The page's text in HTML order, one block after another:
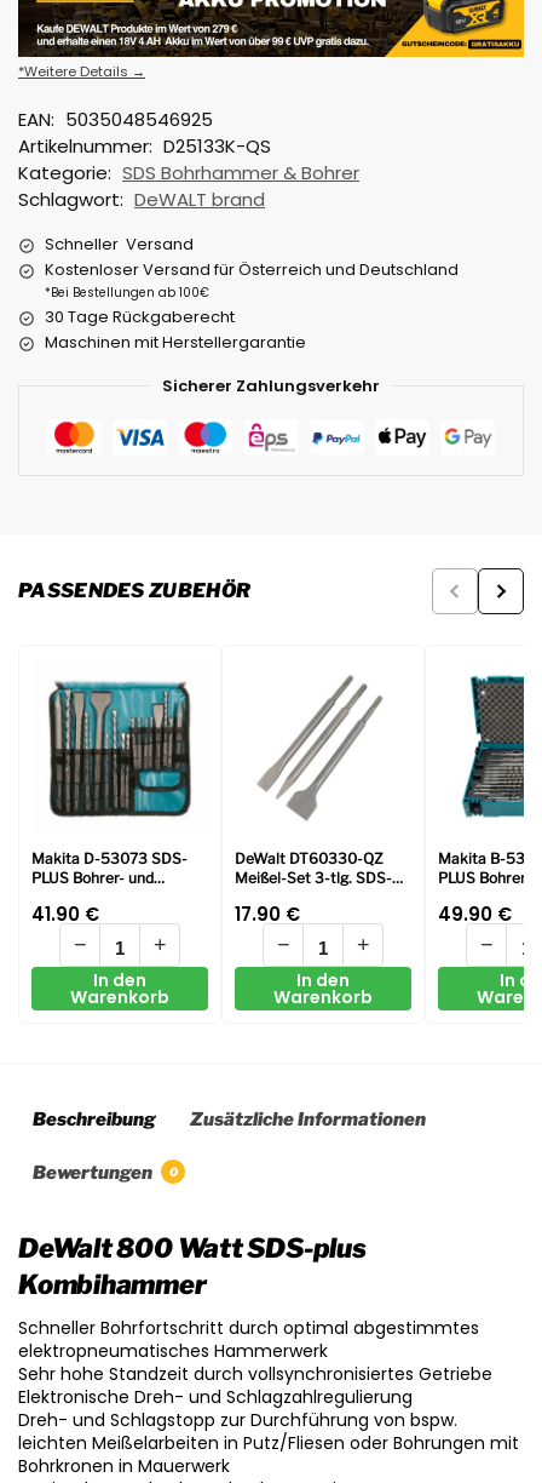
*Weitere Details →
EAN: 5035048546925
Artikelnummer: D25133K-QS
Kategorie: SDS Bohrhammer & Bohrer
Schlagwort: DeWALT brand
Schneller Versand
Kostenloser Versand für Österreich und Deutschland
*Bei Bestellungen ab 100€
30 Tage Rückgaberecht
Maschinen mit Herstellergarantie
Sicherer Zahlungsverkehr
PASSENDES ZUBEHÖR
Makita D-53073 SDS-
PLUS Bohrer- und
17 tlg.
41.90 €
−
+
In den
Warenkorb
DeWalt DT60330-QZ
Meißel-Set 3-tlg. SDS-
17.90 €
−
+
In den
Warenkorb
Makita B-
PLUS Bohrer-
tlg.
49.90 €
−
In
Beschreibung Zusätzliche Informationen
Bewertungen 0
DeWalt 800 Watt SDS-plus
Kombihammer
Schneller Bohrfortschritt durch optimal abgestimmtes
elektropneumatisches Hammerwerk
Sehr hohe Standzeit durch vollsynchronisiertes Getriebe
Elektronische Dreh- und Schlagzahlregulierung
Dreh- und Schlagstopp zur Durchführung von bspw.
leichten Meißelarbeiten in Putz/Fliesen oder Bohrungen mit
Bohrkronen in Mauerwerk